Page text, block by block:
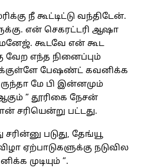
நீ கூட்டிட்டு வந்திடேன்.
என் செகரட்டரி ஆஷா
கூடவே என் கூட
வேற எந்த நினைப்பும்
பேஷண்ட் கவனிக்க
மே பி இன்னமும்
” தூரிகை நேசன்
சரியென்று பட்டது.
படுது, தேங்யூ
ஏற்பாடுகளுக்கு நடுவில
முடியும் ”.